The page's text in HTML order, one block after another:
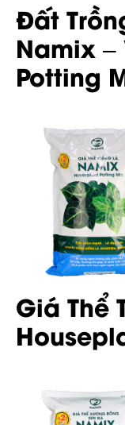
Đất
Namix
Potting
Giá Thể